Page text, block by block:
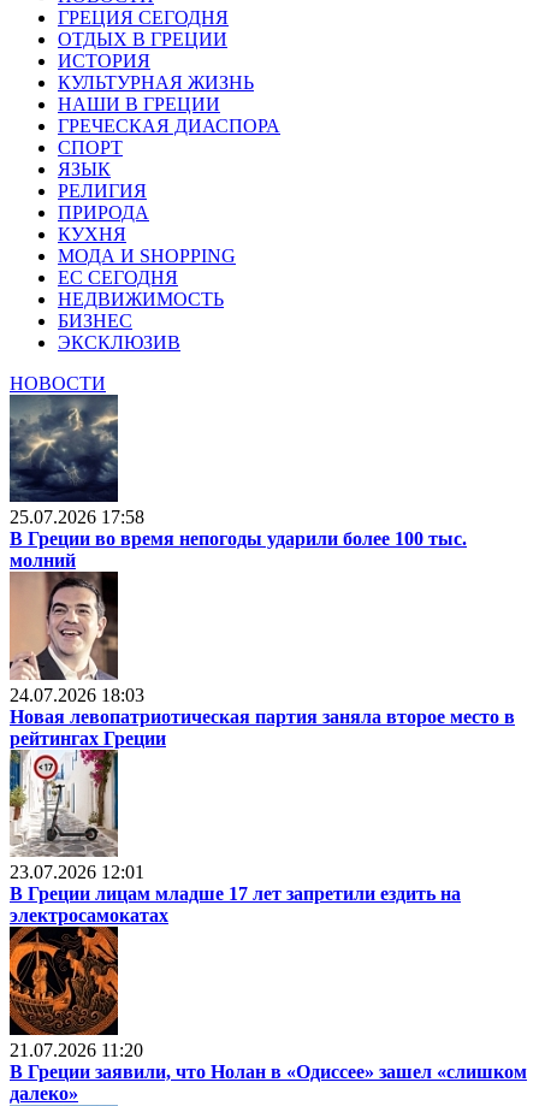
ГРЕЦИЯ СЕГОДНЯ
ОТДЫХ В ГРЕЦИИ
ИСТОРИЯ
КУЛЬТУРНАЯ ЖИЗНЬ
НАШИ В ГРЕЦИИ
ГРЕЧЕСКАЯ ДИАСПОРА
СПОРТ
ЯЗЫК
РЕЛИГИЯ
ПРИРОДА
КУХНЯ
МОДА И SHOPPING
ЕС СЕГОДНЯ
НЕДВИЖИМОСТЬ
БИЗНЕС
ЭКСКЛЮЗИВ
НОВОСТИ
25.07.2026 17:58
В Греции во время непогоды ударили более 100 тыс.
молний
24.07.2026 18:03
Новая левопатриотическая партия заняла второе место в
рейтингах Греции
23.07.2026 12:01
В Греции лицам младше 17 лет запретили ездить на
электросамокатах
21.07.2026 11:20
В Греции заявили, что Нолан в «Одиссее» зашел «слишком
далеко»